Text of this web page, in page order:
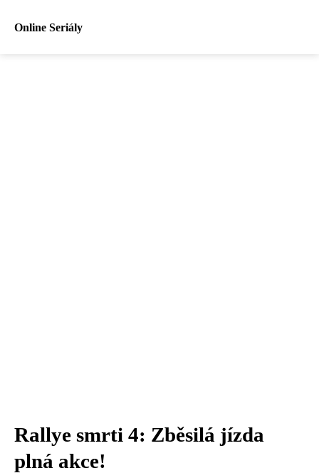
Online Seriály
Rallye smrti 4: Zběsilá jízda
plná akce!